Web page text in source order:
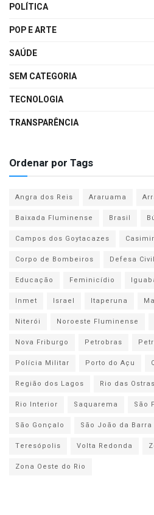
POLÍTICA
POP E ARTE
SAÚDE
SEM CATEGORIA
TECNOLOGIA
TRANSPARÊNCIA
Ordenar por Tags
Angra dos Reis Araruama
Baixada Fluminense
Brasil
Campos dos Goytacazes
Corpo de Bombeiros
Defesa Civil
Educação
Feminicídio
Inmet
Israel Itaperuna
Niterói
Noroeste Fluminense
Nova Friburgo
Petrobras
Polícia Militar
Porto do Açu
Região dos Lagos
Rio das Ostras
Rio Interior
Saquarema
São
São Gonçalo
São João da Barra
Teresópolis
Volta Redonda
Zona Oeste do Rio